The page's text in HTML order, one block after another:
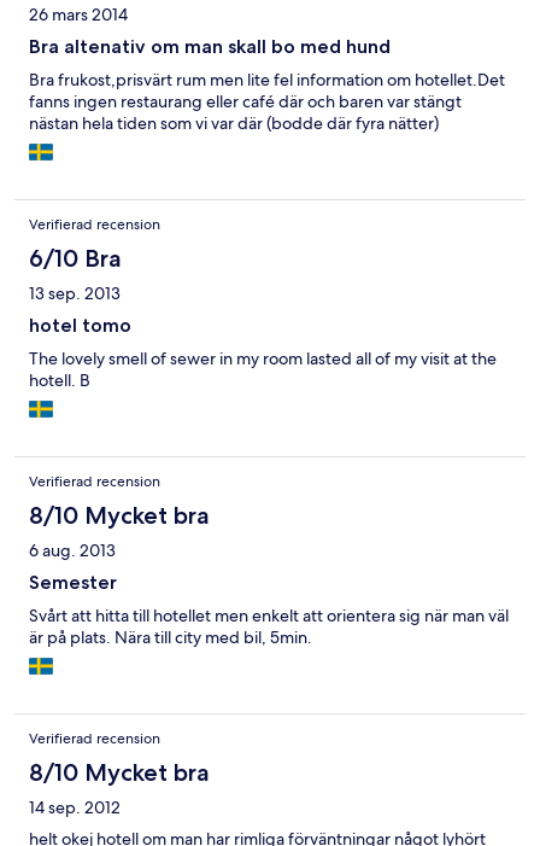
26 mars 2014
Bra altenativ om man skall bo med hund
Bra frukost,prisvärt rum men lite fel information om hotellet.Det
fanns ingen restaurang eller café där och baren var stängt
nästan hela tiden som vi var där (bodde där fyra nätter)
Verifierad recension
6/10 Bra
13 sep. 2013
hotel tomo
The lovely smell of sewer in my room lasted all of my visit at the
hotell. B
Verifierad recension
8/10 Mycket bra
6 aug. 2013
Semester
Svårt att hitta till hotellet men enkelt att orientera sig när man väl
är på plats. Nära till city med bil, 5min.
Verifierad recension
8/10 Mycket bra
14 sep. 2012
helt okej hotell om man har rimliga förväntningar något lyhört